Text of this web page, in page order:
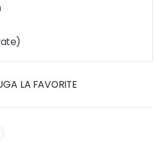
LA FAVORITE